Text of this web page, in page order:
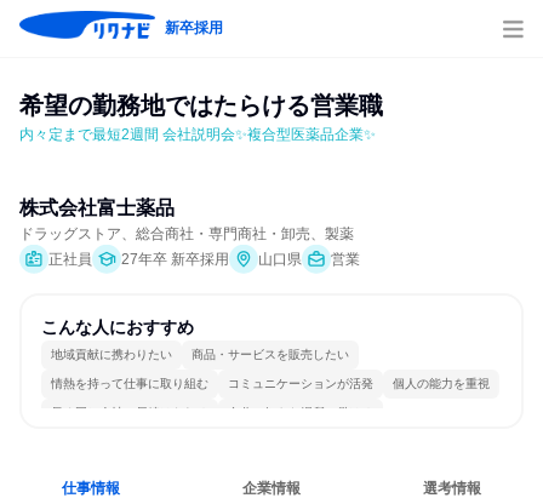
新卒採用
希望の勤務地ではたらける営業職
内々定まで最短2週間 会社説明会✨複合型医薬品企業✨
株式会社富士薬品
ドラッグストア、総合商社・専門商社・卸売、製薬
正社員
27年卒 新卒採用 山口県 営業
こんな人におすすめ
地域貢献に携わりたい 商品・サービスを販売したい
情熱を持って仕事に取り組む コミュニケーションが活発 個人の能力を重視
長く同じ会社に居続けられる 自分の好きな場所で働ける
仕事情報 企業情報 選考情報